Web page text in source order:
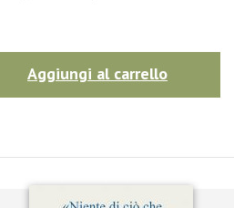
Aggiungi al carrello